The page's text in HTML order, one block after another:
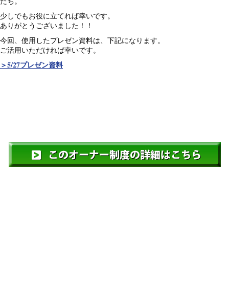
少しでもお役に立てれば幸いです。
ありがとうございました！！
今回、使用したプレゼン資料は、下記になります。
ご活用いただければ幸いです。
＞5/27プレゼン資料